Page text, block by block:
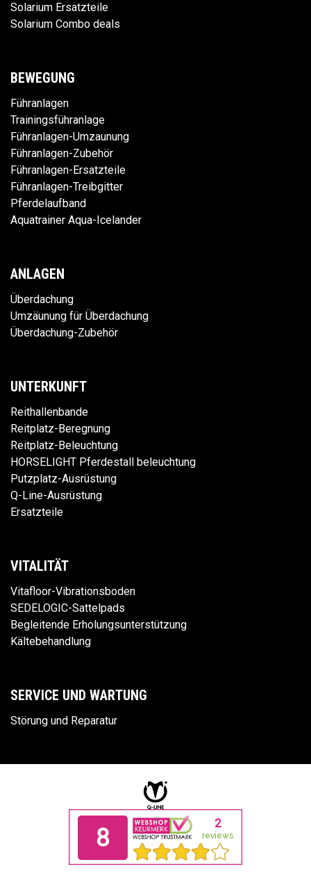
Solarium Ersatzteile
Solarium Combo deals
BEWEGUNG
Führanlagen
Trainingsführanlage
Führanlagen-Umzaunung
Führanlagen-Zubehör
Führanlagen-Ersatzteile
Führanlagen-Treibgitter
Pferdelaufband
Aquatrainer Aqua-Icelander
ANLAGEN
Überdachung
Umzäunung für Überdachung
Überdachung-Zubehör
UNTERKUNFT
Reithallenbande
Reitplatz-Beregnung
Reitplatz-Beleuchtung
HORSELIGHT Pferdestall beleuchtung
Putzplatz-Ausrüstung
Q-Line-Ausrüstung
Ersatzteile
VITALITÄT
Vitafloor-Vibrationsboden
SEDELOGIC-Sattelpads
Begleitende Erholungsunterstützung
Kältebehandlung
SERVICE UND WARTUNG
Störung und Reparatur